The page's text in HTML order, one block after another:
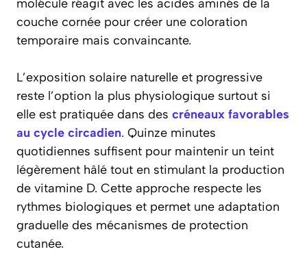
molécule réagit avec les acides aminés de la
couche cornée pour créer une coloration
temporaire mais convaincante.
L’exposition solaire naturelle et progressive
reste l’option la plus physiologique surtout si
elle est pratiquée dans des créneaux favorables
au cycle circadien. Quinze minutes
quotidiennes suffisent pour maintenir un teint
légèrement hâlé tout en stimulant la production
de vitamine D. Cette approche respecte les
rythmes biologiques et permet une adaptation
graduelle des mécanismes de protection
cutanée.